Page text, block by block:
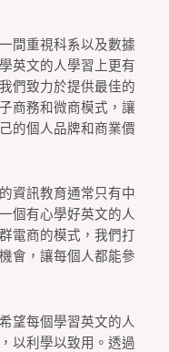
間重視科系以及數據
英文的人學習上更有
們致力於提供最佳的
商務和微商模式，讓
的個人品牌和商業價
資訊教育通常只有中
個有心學好英文的人
電商的模式，我們打
會，讓每個人都能參
望每個學習英文的人
以利學以致用。透過